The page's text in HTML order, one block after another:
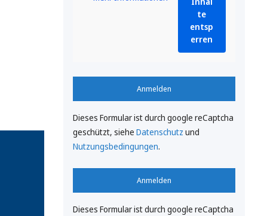
te
entsp
erren
Anmelden
Dieses Formular ist durch google reCaptcha
geschützt, siehe Datenschutz und
Nutzungsbedingungen.
Anmelden
Dieses Formular ist durch google reCaptcha